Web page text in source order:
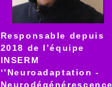
Responsable depuis
2018 de l’équipe
INSERM
‘’Neuroadaptation -